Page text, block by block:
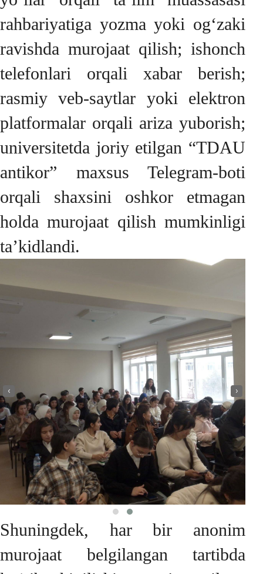
rahbariyatiga yozma yoki og‘zaki
ravishda murojaat qilish; ishonch
telefonlari orqali xabar berish;
rasmiy veb-saytlar yoki elektron
platformalar orqali ariza yuborish;
universitetda joriy etilgan “TDAU
antikor” maxsus Telegram-boti
orqali shaxsini oshkor etmagan
holda murojaat qilish mumkinligi
ta’kidlandi.
‹ ›
Shuningdek, har bir anonim
murojaat belgilangan tartibda